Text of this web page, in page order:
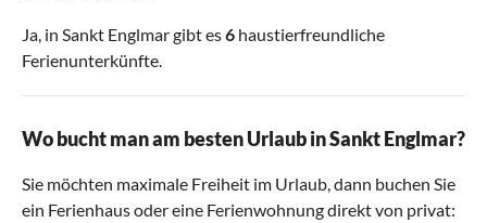
Ja, in Sankt Englmar gibt es6 haustierfreundliche
Ferienunterkünfte.
Wo bucht man am besten Urlaub in Sankt Englmar?
Sie möchten maximale Freiheit im Urlaub, dann buchen Sie
ein Ferienhaus oder eine Ferienwohnung direkt von privat: